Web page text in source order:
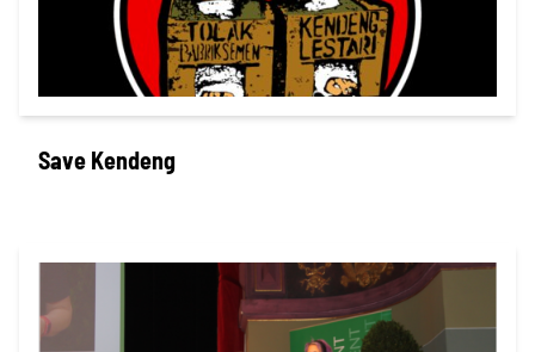
Projekte
Kampagne
Save Kendeng
Save Kendeng